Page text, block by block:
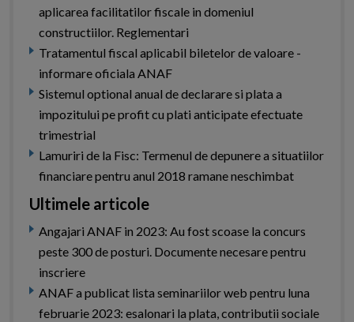
aplicarea facilitatilor fiscale in domeniul
constructiilor. Reglementari
Tratamentul fiscal aplicabil biletelor de valoare -
informare oficiala ANAF
Sistemul optional anual de declarare si plata a
impozitului pe profit cu plati anticipate efectuate
trimestrial
Lamuriri de la Fisc: Termenul de depunere a situatiilor
financiare pentru anul 2018 ramane neschimbat
Ultimele articole
Angajari ANAF in 2023: Au fost scoase la concurs
peste 300 de posturi. Documente necesare pentru
inscriere
ANAF a publicat lista seminariilor web pentru luna
februarie 2023: esalonari la plata, contributii sociale